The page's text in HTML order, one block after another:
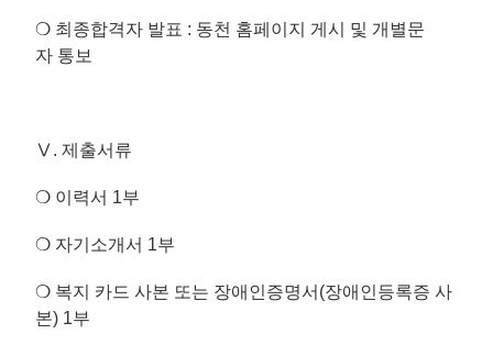
❍ 최종합격자 발표 : 동천 홈페이지 게시 및 개별문
자 통보
Ⅴ. 제출서류
❍ 이력서 1부
❍ 자기소개서 1부
❍ 복지 카드 사본 또는 장애인증명서(장애인등록증 사
본) 1부